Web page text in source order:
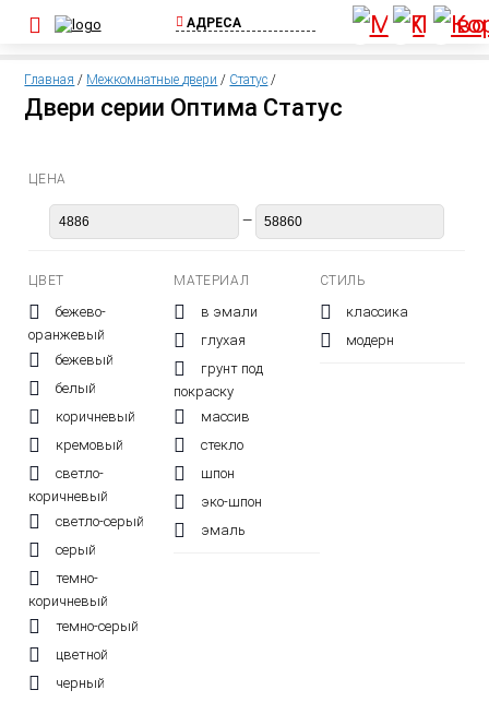
АДРЕСА
1А, пос. Бугры
(Съезд с КАД)
+7 (812) 640-00-
+7 (911) 815-02-
Главная / Межкомнатные двери / Статус /
Двери серии Оптима Статус
ЦЕНА
—
ЦВЕТ
бежево-
оранжевый
бежевый
белый
коричневый
кремовый
светло-
коричневый
светло-серый
серый
темно-
коричневый
темно-серый
цветной
черный
МАТЕРИАЛ
в эмали
глухая
грунт под
покраску
массив
стекло
шпон
эко-шпон
эмаль
СТИЛЬ
классика
модерн